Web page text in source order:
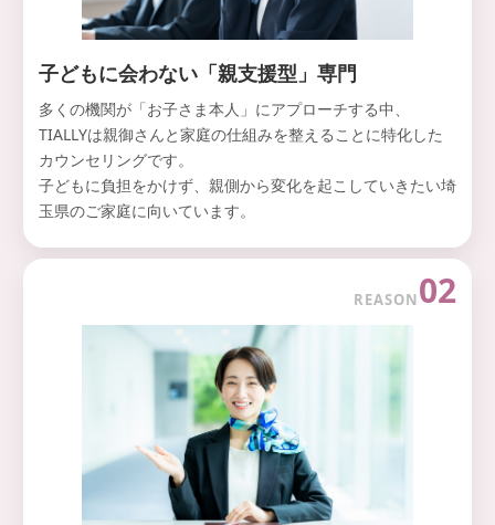
子どもに会わない「親支援型」専門
多くの機関が「お子さま本人」にアプローチする中、
TIALLYは親御さんと家庭の仕組みを整えることに特化した
カウンセリングです。
子どもに負担をかけず、親側から変化を起こしていきたい埼
玉県のご家庭に向いています。
REASON02